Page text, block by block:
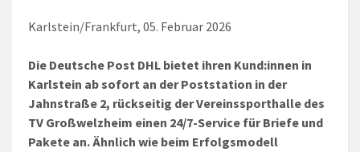
Karlstein/Frankfurt, 05. Februar 2026
Die Deutsche Post DHL bietet ihren Kund:innen in
Karlstein ab sofort an der Poststation in der
Jahnstraße 2, rückseitig der Vereinssporthalle des
TV Großwelzheim einen 24/7-Service für Briefe und
Pakete an. Ähnlich wie beim Erfolgsmodell